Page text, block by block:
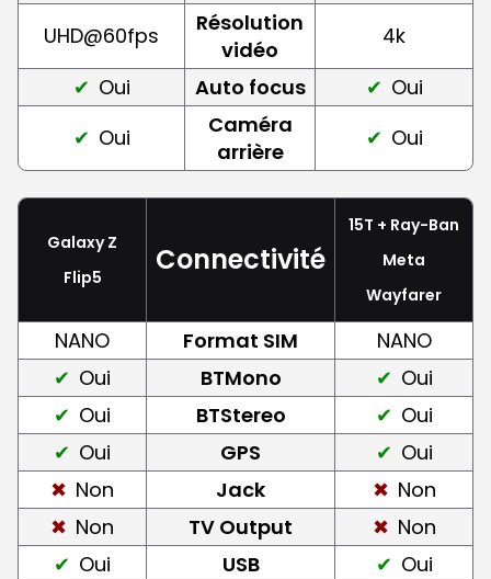
UHD@60fps
Résolution
vidéo
4k
Oui
Auto focus
Oui
Oui
Caméra
arrière
Oui
Galaxy Z
Flip5
Connectivité
15T + Ray-Ban
Meta
Wayfarer
NANO Format SIM
NANO
Oui
BTMono
Oui
Oui
BTStereo
Oui
Oui
GPS
Oui
Non
Jack
Non
Non
TV Output
Non
Oui
USB
Oui